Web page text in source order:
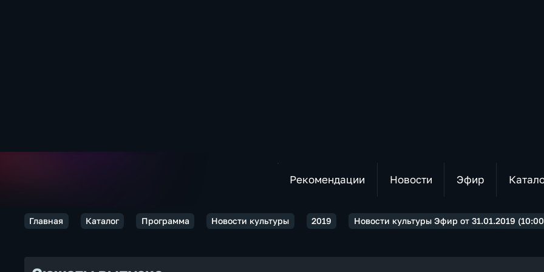
Рекомендации Новости Эфир
Главная Каталог Программа Новости культуры 2019 Новости культуры Эфир от 31.01.2019